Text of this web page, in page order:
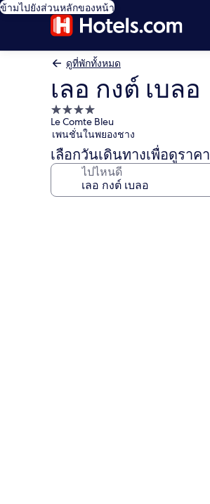
ข้ามไปยังส่วนหลักของหน้า
ดูที่พักทั้งหมด
เลอ กงต์ เบลอ
ที่พัก
4.0
ดาว
Le Comte Bleu
เพนชั่นในพยองชาง
เลือกวันเดินทางเพื่อดูราคา
ไปไหนดี